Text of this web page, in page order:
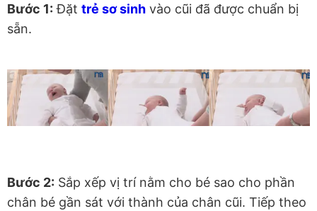
Bước 1: Đặt trẻ sơ sinh vào cũi đã được chuẩn bị
sẵn.
Bước 2: Sắp xếp vị trí nằm cho bé sao cho phần
chân bé gần sát với thành của chân cũi. Tiếp theo